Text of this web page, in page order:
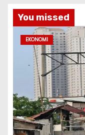
You missed
EKONOMI